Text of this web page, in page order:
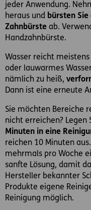
jeder Anwendung.
heraus und bürsten
Zahnbürste ab.
Handzahnbürste.
Wasser reicht
oder lauwarmes
nämlich zu heiß,
Dann ist eine erneute
Sie möchten Bereiche
nicht erreichen? Legen
Minuten in eine
reichen 10 Minuten
mehrmals pro Woche
sanfte Lösung, damit
Hersteller bekannter
Produkte eigene
Reinigung möglich.